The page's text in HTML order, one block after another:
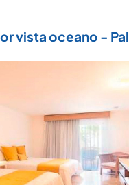
vista oceano -